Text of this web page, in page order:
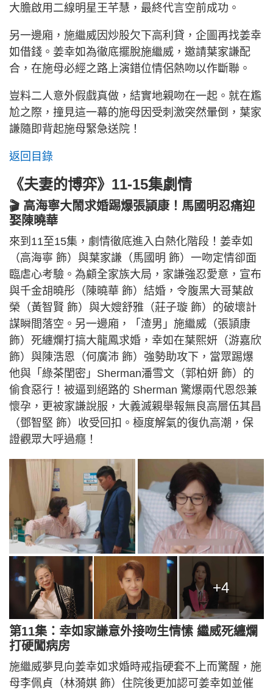
大膽啟用二線明星王芊慧，最終代言空前成功。
另一邊廂，施繼威因炒股欠下高利貸，企圖再找姜幸
如借錢。姜幸如為徹底擺脫施繼威，邀請葉家謙配
合，在施母必經之路上演錯位情侶熱吻以作斷聯。
豈料二人意外假戲真做，結實地親吻在一起。就在尷
尬之際，撞見這一幕的施母因受刺激突然暈倒，葉家
謙隨即背起施母緊急送院！
返回目錄
《夫妻的博弈》11-15集劇情
🎬 高海寧大鬧求婚踢爆張頴康！馬國明忍痛迎
娶陳曉華
來到11至15集，劇情徹底進入白熱化階段！姜幸如
（高海寧 飾）與葉家謙（馬國明 飾）一吻定情卻面
臨虐心考驗。為顧全家族大局，家謙強忍愛意，宣布
與千金胡曉彤（陳曉華 飾）結婚，令腹黑大哥葉啟
榮（黃智賢 飾）與大嫂舒雅（莊子璇 飾）的破壞計
謀瞬間落空。另一邊廂，「渣男」施繼威（張頴康
飾）死纏爛打搞大龍鳳求婚，幸如在葉熙妍（游嘉欣
飾）與陳浩恩（何廣沛 飾）強勢助攻下，當眾踢爆
他與「綠茶閨密」Sherman潘雪文（郭柏妍 飾）的
偷食惡行！被逼到絕路的 Sherman 驚爆兩代恩怨兼
懷孕，更被家謙說服，大義滅親舉報無良高層伍其昌
（鄧智堅 飾）收受回扣。極度解氣的復仇高潮，保
證觀眾大呼過癮！
+4
第11集：幸如家謙意外接吻生情愫 繼威死纏爛
打硬闖病房
施繼威夢見向姜幸如求婚時戒指硬套不上而驚醒，施
母李佩貞（林漪娸 飾）住院後更加認可姜幸如並催